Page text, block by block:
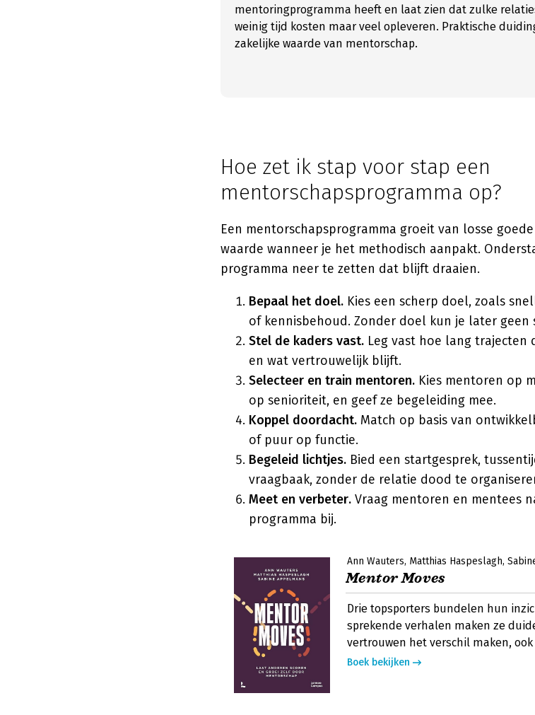
mentoringprogramma heeft en laat zien dat zulke
weinig tijd kosten maar veel opleveren. Praktische
zakelijke waarde van mentorschap.
Hoe zet ik stap voor stap een
mentorschapsprogramma op?
Een mentorschapsprogramma groeit van losse
waarde wanneer je het methodisch aanpakt.
programma neer te zetten dat blijft draaien.
Bepaal het doel. Kies een scherp doel, zoals
of kennisbehoud. Zonder doel kun je later geen
Stel de kaders vast. Leg vast hoe lang trajecten
en wat vertrouwelijk blijft.
Selecteer en train mentoren. Kies mentoren op
op senioriteit, en geef ze begeleiding mee.
Koppel doordacht. Match op basis van
of puur op functie.
Begeleid lichtjes. Bied een startgesprek,
vraagbaak, zonder de relatie dood te
Meet en verbeter. Vraag mentoren en mentees
programma bij.
Ann Wauters Matthias Haspeslagh
Mentor Moves
Drie topsporters bundelen hun
sprekende verhalen maken ze
vertrouwen het verschil maken,
Boek bekijken